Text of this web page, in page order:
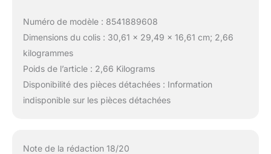
Numéro de modèle : 8541889608
Dimensions du colis : 30,61 x 29,49 x 16,61 cm; 2,66
kilogrammes
Poids de l’article : 2,66 Kilograms
Disponibilité des pièces détachées : Information
indisponible sur les pièces détachées
Note de la rédaction 18/20